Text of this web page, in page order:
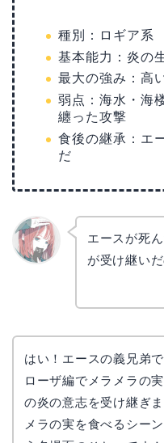
種別：ロギア系
基本能力：炎の
最大の強み：高
弱点：海水・海
纏った攻撃
食後の継承：エ
だ
エースが死
が受け継いだ
はい！エースの義兄弟
ローザ編でメラメラの
の炎の意志を受け継ぎ
メラの実を食べるシー